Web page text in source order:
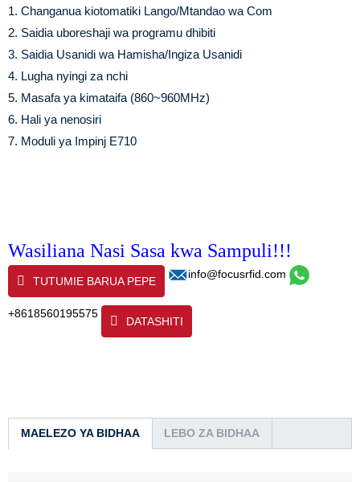
1. Changanua kiotomatiki Lango/Mtandao wa Com
2. Saidia uboreshaji wa programu dhibiti
3. Saidia Usanidi wa Hamisha/Ingiza Usanidi
4. Lugha nyingi za nchi
5. Masafa ya kimataifa (860~960MHz)
6. Hali ya nenosiri
7. Moduli ya Impinj E710
Wasiliana Nasi Sasa kwa Sampuli!!!
TUTUMIE BARUA PEPE
info@focusrfid.com
+8618560195575
DATASHITI
MAELEZO YA BIDHAA LEBO ZA BIDHAA